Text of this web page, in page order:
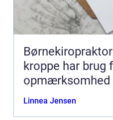
kroppe har brug
opmærksomhed
Linnea Jensen